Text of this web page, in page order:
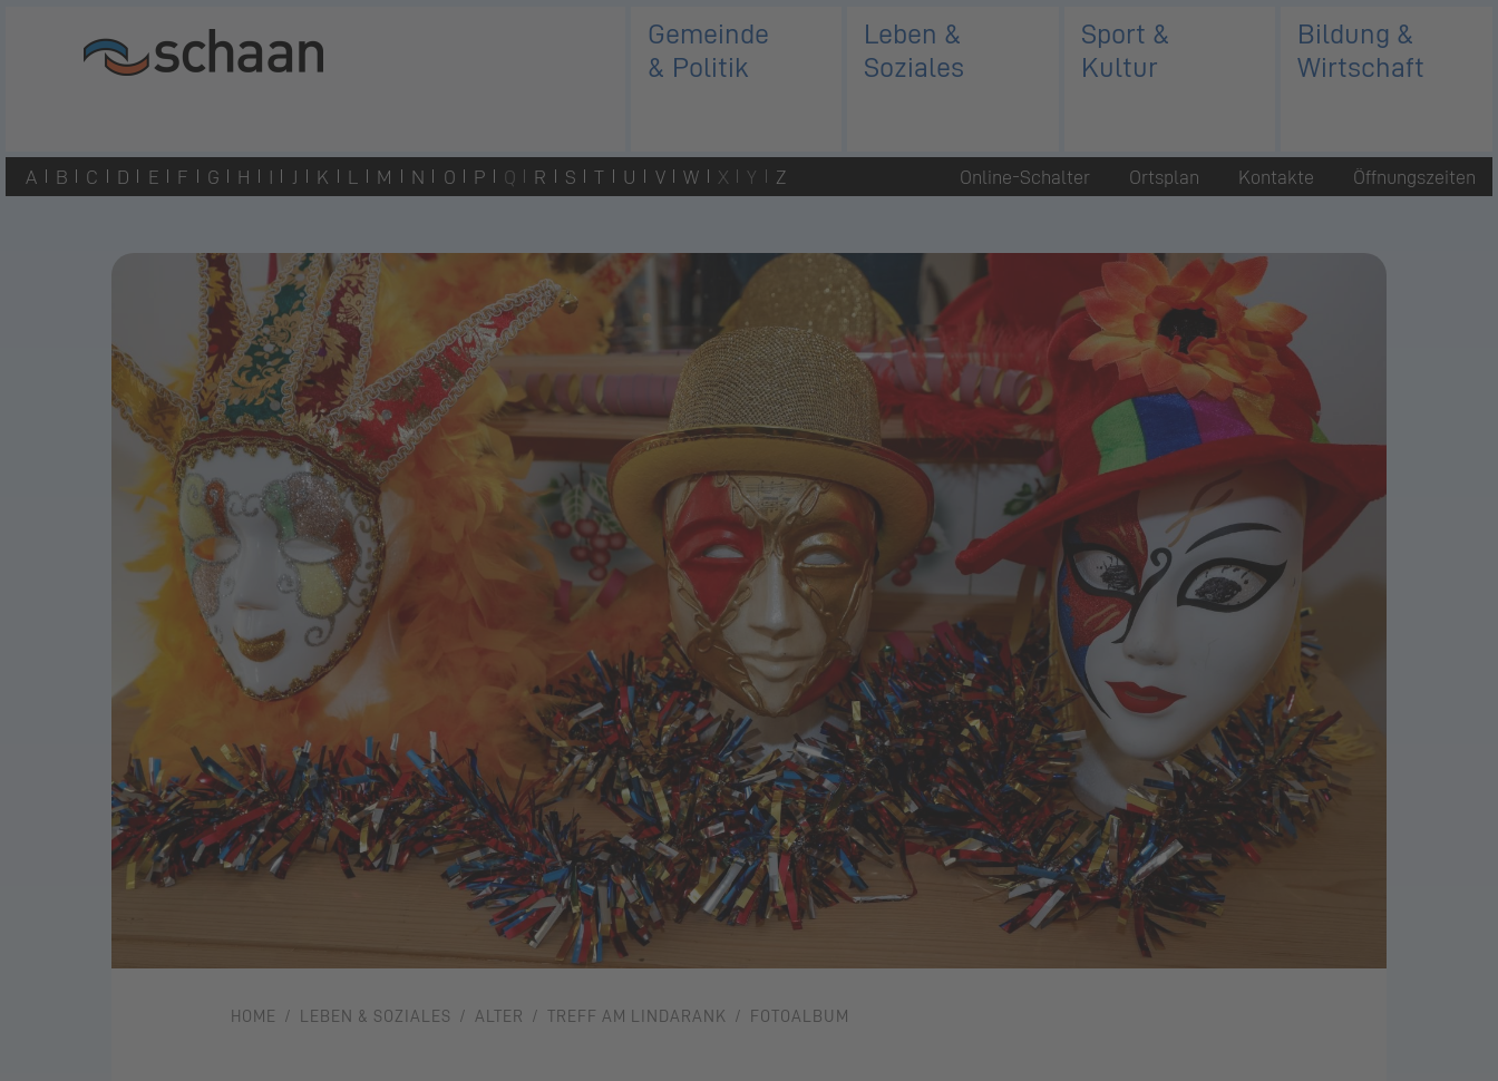
Gemeinde
& Politik
Leben &
Soziales
Sport &
Kultur
Bildung &
Wirtschaft
A B C D E F G H I J K L M N O P Q R S T U V W X Y Z Online-Schalter Ortsplan Kontakte Öffnungszeiten
HOME LEBEN & SOZIALES ALTER TREFF AM LINDARANK FOTOALBUM